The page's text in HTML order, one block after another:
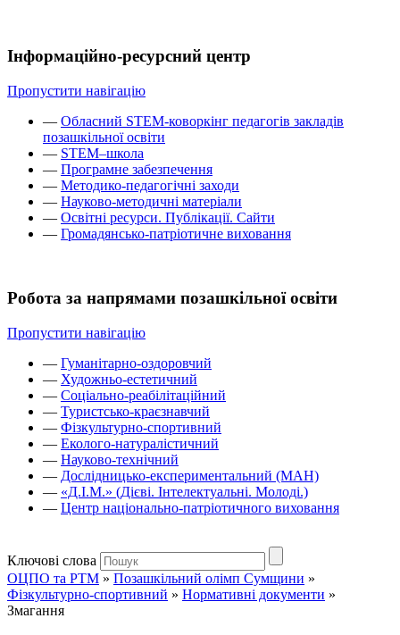
Інформаційно-ресурсний центр
Пропустити навігацію
— Обласний STEM-коворкінг педагогів закладів
позашкільної освіти
— STEM–школа
— Програмне забезпечення
— Методико-педагогічні заходи
— Науково-методичні матеріали
— Освітні ресурси. Публікації. Сайти
— Громадянсько-патріотичне виховання
Робота за напрямами позашкільної освіти
Пропустити навігацію
— Гуманітарно-оздоровчий
— Художньо-естетичний
— Соціально-реабілітаційний
— Туристсько-краєзнавчий
— Фізкультурно-спортивний
— Еколого-натуралістичний
— Науково-технічний
— Дослідницько-експериментальний (МАН)
— «Д.І.М.» (Дієві. Інтелектуальні. Молоді.)
— Центр національно-патріотичного виховання
Ключові слова
ОЦПО та РТМ » Позашкільний олімп Сумщини »
Фізкультурно-спортивний » Нормативні документи »
Змагання